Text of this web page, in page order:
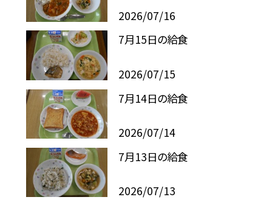
2026/07/16
7月15日の給食
2026/07/15
7月14日の給食
2026/07/14
7月13日の給食
2026/07/13